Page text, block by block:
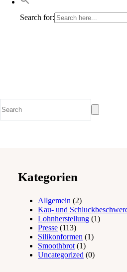
Search for:
Kategorien
Allgemein (2)
Kau- und
Lohnherstellung (1)
Presse (113)
Silikonformen (1)
Smoothbrot (1)
Uncategorized (0)